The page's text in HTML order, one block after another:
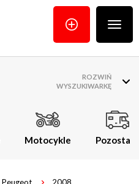
menu
Motocykle Pozostałe
ROZWIŃ
WYSZUKIWARKĘ